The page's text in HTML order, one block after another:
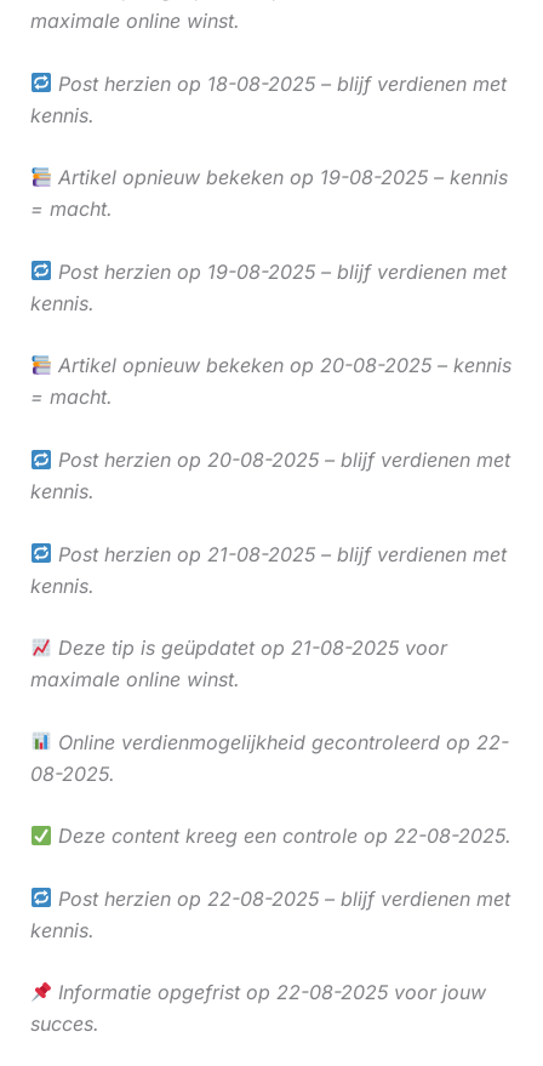
maximale online winst.
Post herzien op 18-08-2025 – blijf verdienen met
kennis.
Artikel opnieuw bekeken op 19-08-2025 – kennis
= macht.
Post herzien op 19-08-2025 – blijf verdienen met
kennis.
Artikel opnieuw bekeken op 20-08-2025 – kennis
= macht.
Post herzien op 20-08-2025 – blijf verdienen met
kennis.
Post herzien op 21-08-2025 – blijf verdienen met
kennis.
Deze tip is geüpdatet op 21-08-2025 voor
maximale online winst.
Online verdienmogelijkheid gecontroleerd op 22-
08-2025.
Deze content kreeg een controle op 22-08-2025.
Post herzien op 22-08-2025 – blijf verdienen met
kennis.
Informatie opgefrist op 22-08-2025 voor jouw
succes.